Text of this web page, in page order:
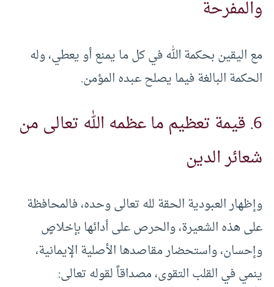
والمفرحة
مع اليقين بحكمة الله في كل ما يمنع أو يعطي، وله
الحكمة البالغة فيما يصلح عبده المؤمن.
6. قيمة تعظيم ما عظمه الله تعالى من
شعائر الدين
وإظهار العبودية الحقة لله تعالى وحده، فالمحافظة
على هذه الشعيرة، والحرص على أدائها بإخلاصٍ
وإحسان، واستحضار مقاصدها الأصلية الإيمانية،
ينمي في القلب التقوى، مصداقاً لقوله تعالى: